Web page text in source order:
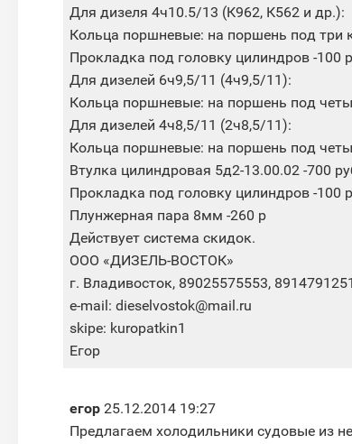
Для дизеля 4ч10.5/13 (К962, К562 и др.):
Кольца поршневые: на поршень под три
Прокладка под головку цилиндров -100
Для дизелей 6ч9,5/11 (4ч9,5/11):
Кольца поршневые: на поршень под
Для дизелей 4ч8,5/11 (2ч8,5/11):
Кольца поршневые: на поршень под
Втулка цилиндровая 5д2-13.00.02 -700
Прокладка под головку цилиндров -100
Плунжерная пара 8мм -260 р
Действует система скидок.
ООО «ДИЗЕЛЬ-ВОСТОК»
г. Владивосток, 89025575553,
e-mail: dieselvostok@mail.ru
skipe: kuropatkin1
Егор
егор 25.12.2014 19:27
Предлагаем холодильники судовые из